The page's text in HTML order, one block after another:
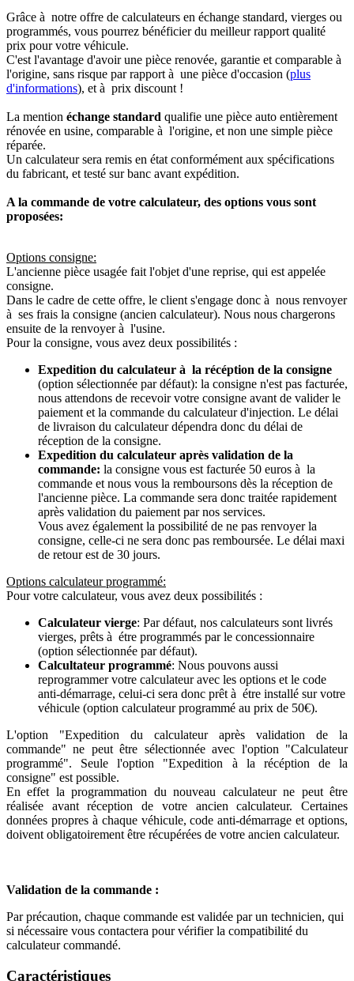
Grâce à notre offre de calculateurs en échange standard, vierges ou
programmés, vous pourrez bénéficier du meilleur rapport qualité
prix pour votre véhicule.
C'est l'avantage d'avoir une pièce renovée, garantie et comparable à
l'origine, sans risque par rapport à une pièce d'occasion (plus
d'informations), et à prix discount !
La mention échange standard qualifie une pièce auto entièrement
rénovée en usine, comparable à l'origine, et non une simple pièce
réparée.
Un calculateur sera remis en état conformément aux spécifications
du fabricant, et testé sur banc avant expédition.
A la commande de votre calculateur, des options vous sont
proposées:
Options consigne:
L'ancienne pièce usagée fait l'objet d'une reprise, qui est appelée
consigne.
Dans le cadre de cette offre, le client s'engage donc à nous renvoyer
à ses frais la consigne (ancien calculateur). Nous nous chargerons
ensuite de la renvoyer à l'usine.
Pour la consigne, vous avez deux possibilités :
Expedition du calculateur à la récéption de la consigne
(option sélectionnée par défaut): la consigne n'est pas facturée,
nous attendons de recevoir votre consigne avant de valider le
paiement et la commande du calculateur d'injection. Le délai
de livraison du calculateur dépendra donc du délai de
réception de la consigne.
Expedition du calculateur après validation de la
commande: la consigne vous est facturée 50 euros à la
commande et nous vous la remboursons dès la réception de
l'ancienne pièce. La commande sera donc traitée rapidement
après validation du paiement par nos services.
Vous avez également la possibilité de ne pas renvoyer la
consigne, celle-ci ne sera donc pas remboursée. Le délai maxi
de retour est de 30 jours.
Options calculateur programmé:
Pour votre calculateur, vous avez deux possibilités :
Calculateur vierge: Par défaut, nos calculateurs sont livrés
vierges, prêts à étre programmés par le concessionnaire
(option sélectionnée par défaut).
Calcultateur programmé: Nous pouvons aussi
reprogrammer votre calculateur avec les options et le code
anti-démarrage, celui-ci sera donc prêt à étre installé sur votre
véhicule (option calculateur programmé au prix de 50€).
L'option "Expedition du calculateur après validation de la
commande" ne peut être sélectionnée avec l'option "Calculateur
programmé". Seule l'option "Expedition à la récéption de la
consigne" est possible.
En effet la programmation du nouveau calculateur ne peut être
réalisée avant réception de votre ancien calculateur. Certaines
données propres à chaque véhicule, code anti-démarrage et options,
doivent obligatoirement être récupérées de votre ancien calculateur.
Validation de la commande :
Par précaution, chaque commande est validée par un technicien, qui
si nécessaire vous contactera pour vérifier la compatibilité du
calculateur commandé.
Caractéristiques